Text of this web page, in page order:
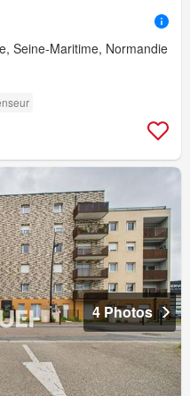
Seine-Maritime, Normandie
4 Photos